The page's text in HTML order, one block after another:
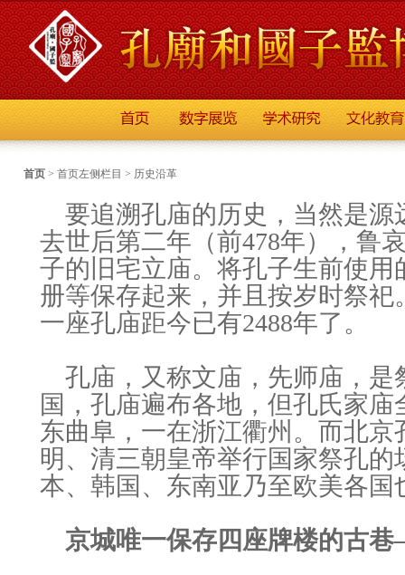
首页 > 首页左侧栏目 > 历史沿革
要追溯孔庙的历史，当然是
去世后第二年（前478年），鲁
子的旧宅立庙。将孔子生前使
册等保存起来，并且按岁时祭
一座孔庙距今已有2488年了。
孔庙，又称文庙，先师庙，是
国，孔庙遍布各地，但孔氏家
东曲阜，一在浙江衢州。而北
明、清三朝皇帝举行国家祭孔的
本、韩国、东南亚乃至欧美各国
京城唯一保存四座牌楼的古